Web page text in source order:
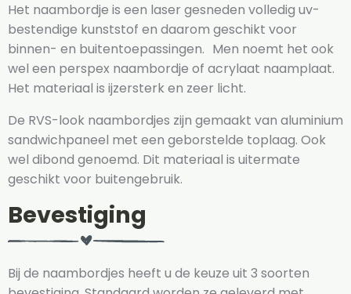
Het naambordje is een laser gesneden volledig uv-
bestendige kunststof en daarom geschikt voor
binnen- en buitentoepassingen. Men noemt het ook
wel een perspex naambordje of acrylaat naamplaat.
Het materiaal is ijzersterk en zeer licht.
De RVS-look naambordjes zijn gemaakt van aluminium
sandwichpaneel met een geborstelde toplaag. Ook
wel dibond genoemd. Dit materiaal is uitermate
geschikt voor buitengebruik.
Bevestiging
Bij de naambordjes heeft u de keuze uit 3 soorten